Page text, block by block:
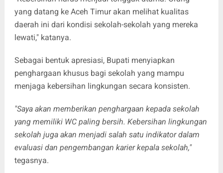
yang datang ke Aceh Timur akan melihat kualitas
daerah ini dari kondisi sekolah-sekolah yang mereka
lewati," katanya.
Sebagai bentuk apresiasi, Bupati menyiapkan
penghargaan khusus bagi sekolah yang mampu
menjaga kebersihan lingkungan secara konsisten.
"Saya akan memberikan penghargaan kepada sekolah
yang memiliki WC paling bersih. Kebersihan lingkungan
sekolah juga akan menjadi salah satu indikator dalam
evaluasi dan pengembangan karier kepala sekolah,"
tegasnya.